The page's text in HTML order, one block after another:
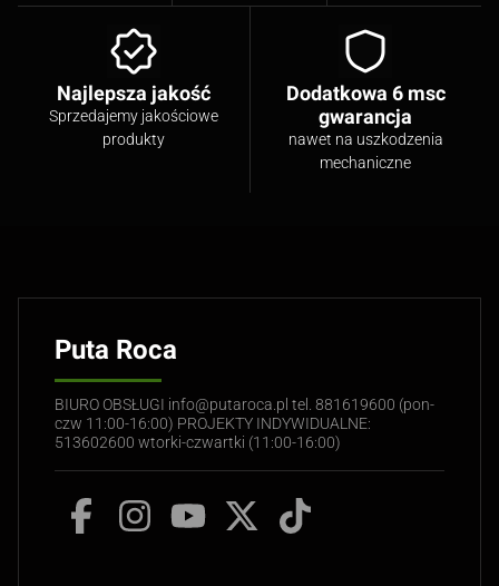
Najlepsza jakość
Sprzedajemy jakościowe
produkty
Dodatkowa 6 msc
gwarancja
nawet na uszkodzenia
mechaniczne
Puta Roca
BIURO OBSŁUGI info@putaroca.pl tel. 881619600 (pon-
czw 11:00-16:00) PROJEKTY INDYWIDUALNE:
513602600 wtorki-czwartki (11:00-16:00)